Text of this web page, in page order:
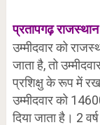
प्रतापगढ़राजस्थान
उम्मीदवार को
जाता है, तो
प्रशिक्षु के रूप में
उम्मीदवार को
दिया जाता है। 2